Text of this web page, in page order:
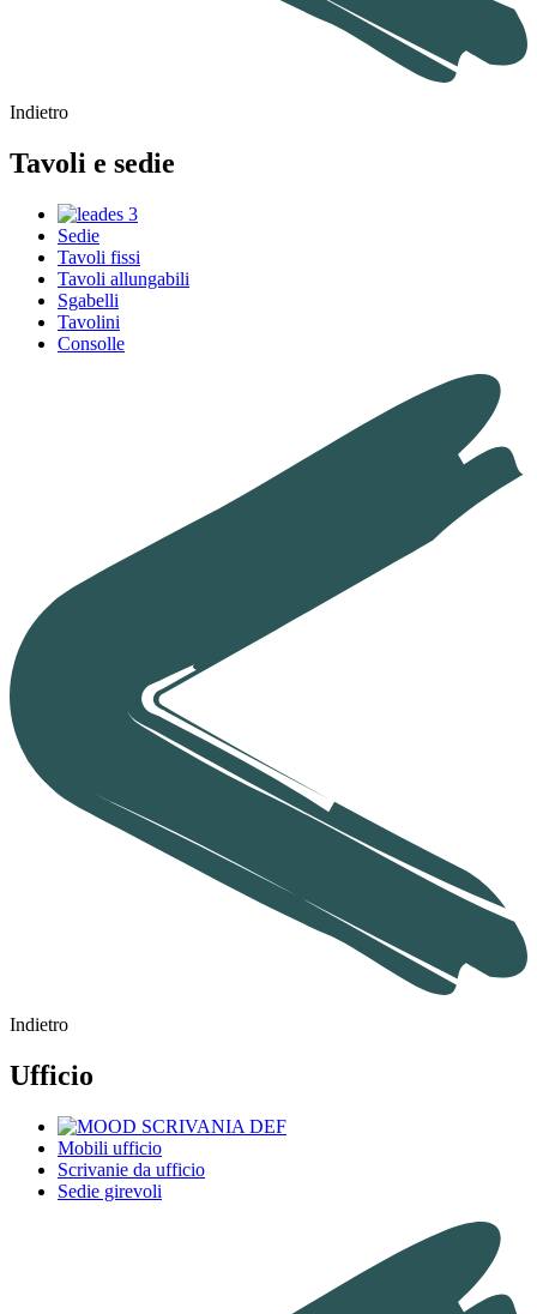
Indietro
Tavoli e sedie
Sedie
Tavoli fissi
Tavoli allungabili
Sgabelli
Tavolini
Consolle
Indietro
Ufficio
Mobili ufficio
Scrivanie da ufficio
Sedie girevoli